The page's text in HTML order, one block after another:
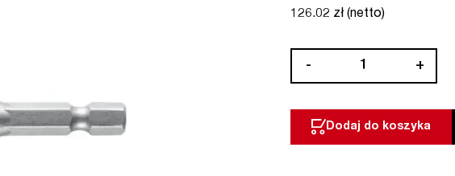
126.02 zł (netto)
-
nasadowa
1/4"
+
Dodaj do koszyka